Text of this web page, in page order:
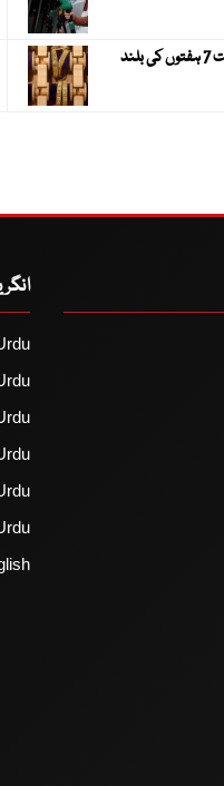
عالمی مارکیٹ میں سونا مزید مہنگا ، قیمت 7 ہفتوں کی بلند